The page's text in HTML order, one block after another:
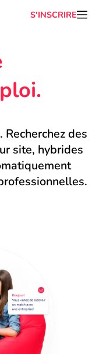
S'INSCRIRE
des
site, hybrides